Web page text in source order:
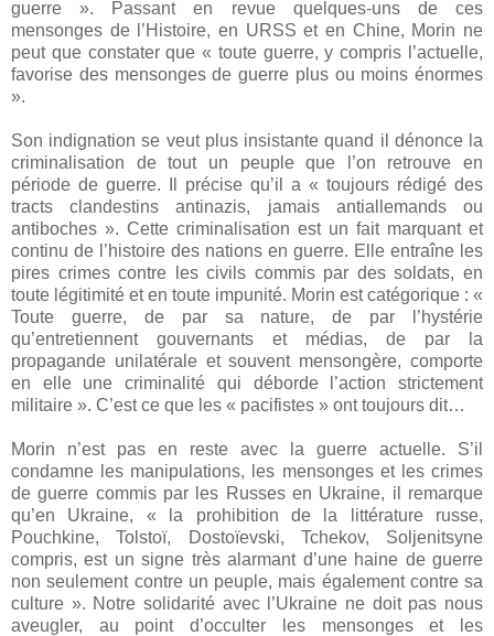
guerre ». Passant en revue quelques-uns de ces
mensonges de l’Histoire, en URSS et en Chine, Morin ne
peut que constater que « toute guerre, y compris l’actuelle,
favorise des mensonges de guerre plus ou moins énormes
».
Son indignation se veut plus insistante quand il dénonce la
criminalisation de tout un peuple que l’on retrouve en
période de guerre. Il précise qu’il a « toujours rédigé des
tracts clandestins antinazis, jamais antiallemands ou
antiboches ». Cette criminalisation est un fait marquant et
continu de l’histoire des nations en guerre. Elle entraîne les
pires crimes contre les civils commis par des soldats, en
toute légitimité et en toute impunité. Morin est catégorique : «
Toute guerre, de par sa nature, de par l’hystérie
qu’entretiennent gouvernants et médias, de par la
propagande unilatérale et souvent mensongère, comporte
en elle une criminalité qui déborde l’action strictement
militaire ». C’est ce que les « pacifistes » ont toujours dit…
Morin n’est pas en reste avec la guerre actuelle. S’il
condamne les manipulations, les mensonges et les crimes
de guerre commis par les Russes en Ukraine, il remarque
qu’en Ukraine, « la prohibition de la littérature russe,
Pouchkine, Tolstoï, Dostoïevski, Tchekov, Soljenitsyne
compris, est un signe très alarmant d’une haine de guerre
non seulement contre un peuple, mais également contre sa
culture ». Notre solidarité avec l’Ukraine ne doit pas nous
aveugler, au point d’occulter les mensonges et les